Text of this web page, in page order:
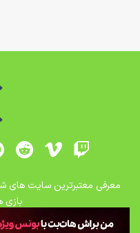
معرفی معتبرترین سایت های
بازی